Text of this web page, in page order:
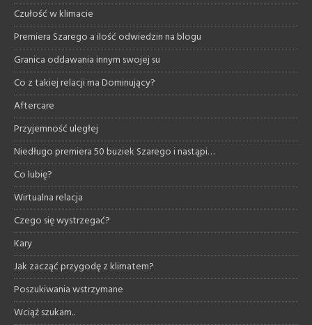
Czułość w klimacie
Premiera Szarego a ilość odwiedzin na blogu
Granica oddawania innym swojej su
Co z takiej relacji ma Dominujący?
Aftercare
Przyjemność uległej
Niedługo premiera 50 buziek Szarego i nastąpi…
Co lubię?
Wirtualna relacja
Czego się wystrzegać?
Kary
Jak zacząć przygodę z klimatem?
Poszukiwania wstrzymane
Wciąż szukam..